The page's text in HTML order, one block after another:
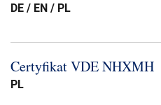
DE / EN / PL
Certyfikat VDE NHXMH
PL